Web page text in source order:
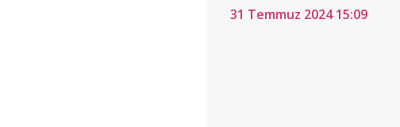
31 Temmuz 2024 15:09